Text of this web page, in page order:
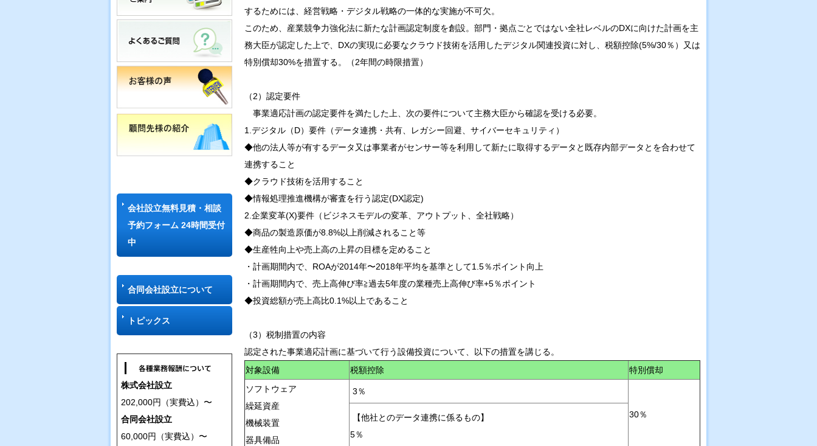
会社設立無料見積・相談
予約フォーム 24時間受付
中
合同会社設立について
トピックス
株式会社設立
202,000円（実費込）〜
合同会社設立
60,000円（実費込）〜
するためには、経営戦略・デジタル戦略の一体的な実施が不可欠。
このため、産業競争力強化法に新たな計画認定制度を創設。部門・拠点ごとではない全社レベルのDXに向けた計画を主
務大臣が認定した上で、DXの実現に必要なクラウド技術を活用したデジタル関連投資に対し、税額控除(5%/30％）又は
特別償却30%を措置する。（2年間の時限措置）
（2）認定要件
事業適応計画の認定要件を満たした上、次の要件について主務大臣から確認を受ける必要。
1.デジタル（D）要件（データ連携・共有、レガシー回避、サイバーセキュリティ）
◆他の法人等が有するデータ又は事業者がセンサー等を利用して新たに取得するデータと既存内部データとを合わせて
連携すること
◆クラウド技術を活用すること
◆情報処理推進機構が審査を行う認定(DX認定)
2.企業変革(X)要件（ビジネスモデルの変革、アウトプット、全社戦略）
◆商品の製造原価が8.8%以上削減されること等
◆生産牲向上や売上高の上昇の目標を定めること
・計画期間内で、ROAが2014年〜2018年平均を基準として1.5％ポイント向上
・計画期間内で、売上高伸び率≧過去5年度の業種売上高伸び率+5％ポイント
◆投資総額が売上高比0.1%以上であること
（3）税制措置の内容
認定された事業適応計画に基づいて行う設備投資について、以下の措置を講じる。
対象設備
税額控除
特別償却
ソフトウェア
繰延資産
機械装置
器具備品
3％
30％
【他社とのデータ連携に係るもの】
5％